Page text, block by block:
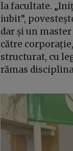
la facultate.
iubit”,
dar și un
către
structurat, cu
rămas